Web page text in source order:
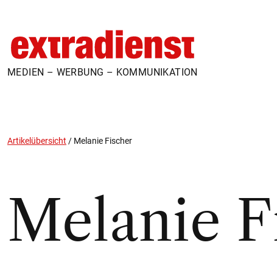
MEDIEN – WERBUNG – KOMMUNIKATION
Artikelübersicht / Melanie Fischer
Melanie